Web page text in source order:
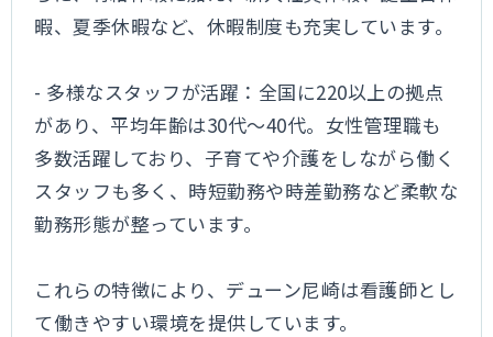
暇、夏季休暇など、休暇制度も充実しています。
- 多様なスタッフが活躍：全国に220以上の拠点
があり、平均年齢は30代～40代。女性管理職も
多数活躍しており、子育てや介護をしながら働く
スタッフも多く、時短勤務や時差勤務など柔軟な
勤務形態が整っています。
これらの特徴により、デューン尼崎は看護師とし
て働きやすい環境を提供しています。